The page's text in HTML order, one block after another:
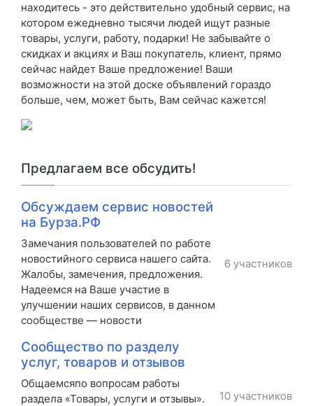
находитесь - это действительно удобный сервис, на
котором ежедневно тысячи людей ищут разные
товары, услуги, работу, подарки! Не забывайте о
скидках и акциях и Ваш покупатель, клиент, прямо
сейчас найдет Ваше предложение! Ваши
возможности на этой доске объявлений гораздо
больше, чем, может быть, Вам сейчас кажется!
Предлагаем все обсудить!
Обсуждаем сервис новостей
на Бурза.РФ
Замечания пользователей по работе
новостийного сервиса нашего сайта.
Жалобы, замечения, предложения.
Надеемся на Ваше участие в
улучшении наших сервисов, в данном
сообществе — новости
6 участников
Сообщество по разделу
услуг, товаров и отзывов
Общаемсяпо вопросам работы
раздела «Товары, услуги и отзывы».
10 участников